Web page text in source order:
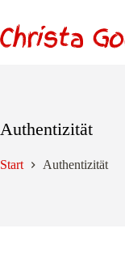
springen
Authentizität
Start Authentizität